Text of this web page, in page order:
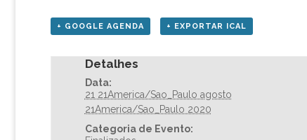
+ GOOGLE AGENDA + EXPORTAR ICAL
Detalhes
Data:
21 21America/Sao_Paulo agosto
21America/Sao_Paulo 2020
Categoria de Evento: